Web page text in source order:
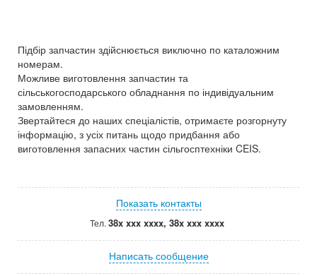
Підбір запчастин здійснюється виключно по каталожним
номерам.
Можливе виготовлення запчастин та
сільськогосподарського обладнання по індивідуальним
замовленням.
Звертайтеся до наших спеціалістів, отримаєте розгорнуту
інформацію, з усіх питань щодо придбання або
виготовлення запасних частин сільгосптехніки CEIS.
Показать контакты
Тел. 38x xxx xxxx, 38x xxx xxxx
Написать сообщение